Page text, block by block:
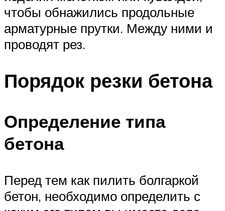
чтобы обнажились продольные
арматурные прутки. Между ними и
проводят рез.
Порядок резки бетона
Определение типа
бетона
Перед тем как пилить болгаркой
бетон, необходимо определить с